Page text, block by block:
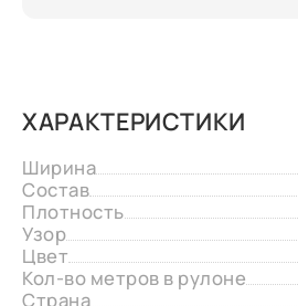
ХАРАКТЕРИСТИКИ
Ширина
Состав
Плотность
Узор
Цвет
Кол-во метров в рулоне
Страна